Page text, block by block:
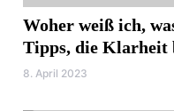
Woher weiß ich,
Tipps, die Klarheit
8. April 2023